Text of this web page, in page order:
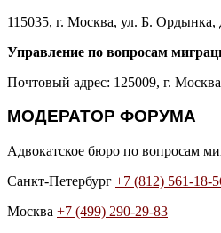
115035, г. Москва, ул. Б. Ордынка,
Управление по вопросам
Почтовый адрес: 125009, г.
МОДЕРАТОР ФОРУМА
Адвокатское бюро по вопросам
Санкт-Петербург +7 (812) 561-18-
Москва +7 (499) 290-29-83